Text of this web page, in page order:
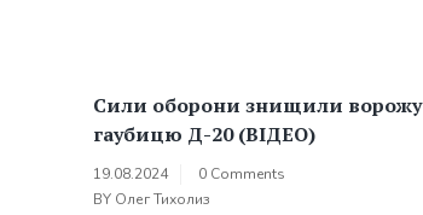
Сили оборони знищили ворожу
гаубицю Д-20 (ВІДЕО)
19.08.2024
0 Comments
BY Олег Тихолиз